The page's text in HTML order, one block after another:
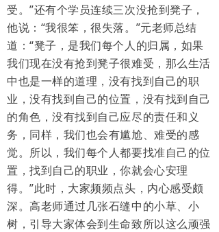
受。”还有个学员连续三次没抢到凳子，
他说：“我很笨，很失落。”元老师总结
道：“凳子，是我们每个人的归属，如果
我们现在没有抢到凳子很难受，那么生活
中也是一样的道理，没有找到自己的职
业，没有找到自己的位置，没有找到自己
的角色，没有找到自己应尽的责任和义
务，同样，我们也会有尴尬、难受的感
觉。所以，我们每个人都要找准自己的位
置，找到自己的职业，你就会心安理
得。”此时，大家频频点头，内心感受颇
深。高老师通过几张石缝中的小草、小
树，引导大家体会到生命致所以这么顽强